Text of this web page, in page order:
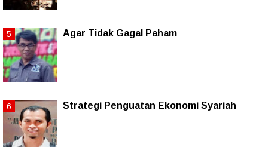
Agar Tidak Gagal Paham
Strategi Penguatan Ekonomi Syariah